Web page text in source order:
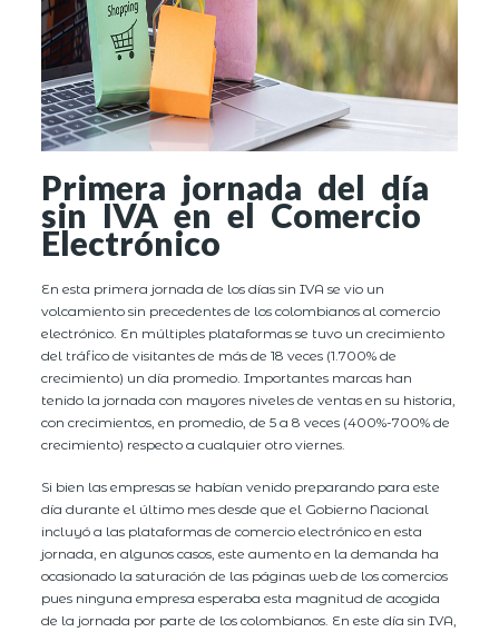
Primera jornada del día
sin IVA en el Comercio
Electrónico
En esta primera jornada de los días sin IVA se vio un
volcamiento sin precedentes de los colombianos al comercio
electrónico. En múltiples plataformas se tuvo un crecimiento
del tráfico de visitantes de más de 18 veces (1.700% de
crecimiento) un día promedio. Importantes marcas han
tenido la jornada con mayores niveles de ventas en su historia,
con crecimientos, en promedio, de 5 a 8 veces (400%-700% de
crecimiento) respecto a cualquier otro viernes.
Si bien las empresas se habían venido preparando para este
día durante el último mes desde que el Gobierno Nacional
incluyó a las plataformas de comercio electrónico en esta
jornada, en algunos casos, este aumento en la demanda ha
ocasionado la saturación de las páginas web de los comercios
pues ninguna empresa esperaba esta magnitud de acogida
de la jornada por parte de los colombianos. En este día sin IVA,